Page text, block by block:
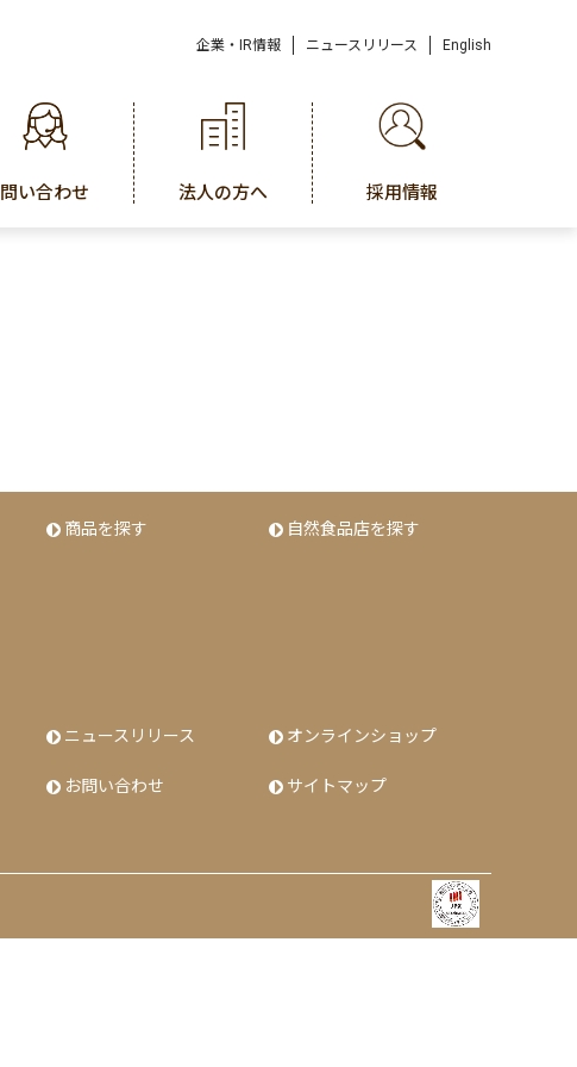
企業・IR情報 ニュースリリース English
問い合わせ 法人の方へ 採用情報
商品を探す 自然食品店を探す
ニュースリリース オンラインショップ
お問い合わせ サイトマップ